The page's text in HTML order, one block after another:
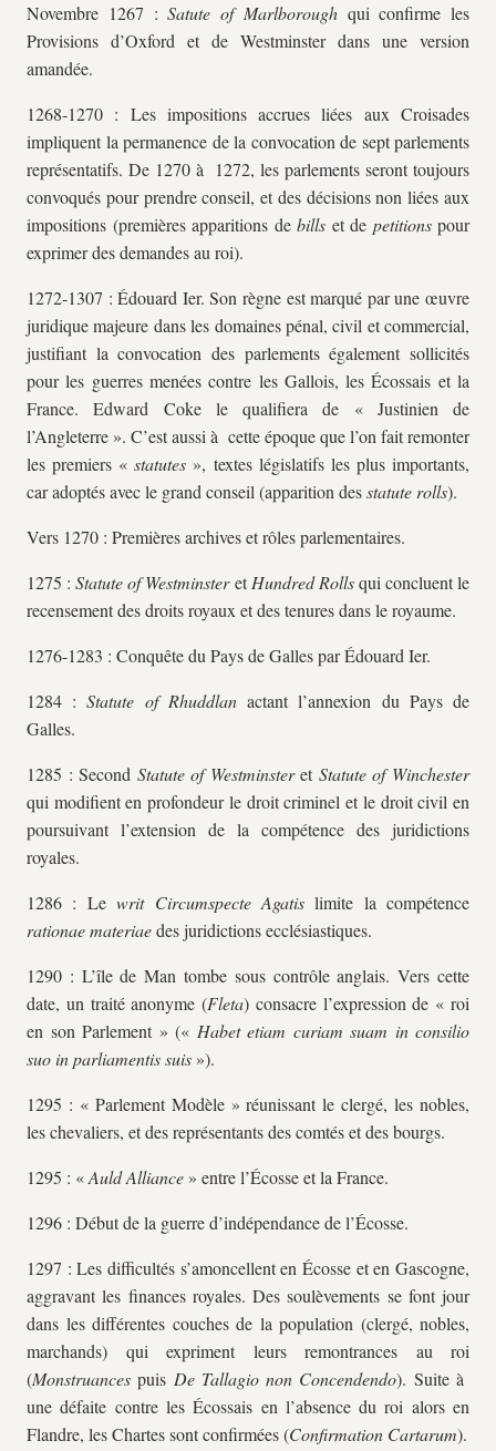
Novembre 1267 :Satute of Marlboroughqui confirme les
Provisions d’Oxford et de Westminster dans une version
amandée.
1268-1270 : Les impositions accrues liées aux Croisades
impliquent la permanence de la convocation de sept parlements
représentatifs. De 1270 à 1272, les parlements seront toujours
convoqués pour prendre conseil, et des décisions non liées aux
impositions (premières apparitions de bills et de petitions pour
exprimer des demandes au roi).
1272-1307 : Édouard Ier. Son règne est marqué par une œuvre
juridique majeure dans les domaines pénal, civil et commercial,
justifiant la convocation des parlements également sollicités
pour les guerres menées contre les Gallois, les Écossais et la
France. Edward Coke le qualifiera de « Justinien de
l’Angleterre ». C’est aussi à cette époque que l’on fait remonter
les premiers «statutes », textes législatifs les plus importants,
car adoptés avec le grand conseil (apparition desstatute rolls).
Vers 1270 : Premières archives et rôles parlementaires.
1275 :Statute of Westminsteret Hundred Rollsqui concluent le
recensement des droits royaux et des tenures dans le royaume.
1276-1283 : Conquête du Pays de Galles par Édouard Ier.
1284 :Statute of Rhuddlanactant l’annexion du Pays de
Galles.
1285 : Second Statute of Westminsteret Statute of Winchester
qui modifient en profondeur le droit criminel et le droit civil en
poursuivant l’extension de la compétence des juridictions
royales.
1286 : Lewrit Circumspecte Agatislimite la compétence
rationae materiaedes juridictions ecclésiastiques.
1290 : L’île de Man tombe sous contrôle anglais. Vers cette
date, un traité anonyme (Fleta) consacre l’expression de « roi
en son Parlement » (« Habet etiam curiam suam in consilio
suo in parliamentis suis »).
1295 : « Parlement Modèle » réunissant le clergé, les nobles,
les chevaliers, et des représentants des comtés et des bourgs.
1295 : «Auld Alliance » entre l’Écosse et la France.
1296 : Début de la guerre d’indépendance de l’Écosse.
1297 : Les difficultés s’amoncellent en Écosse et en Gascogne,
aggravant les finances royales. Des soulèvements se font jour
dans les différentes couches de la population (clergé, nobles,
marchands) qui expriment leurs remontrances au roi
(Monstruancespuis De Tallagio non Concendendo). Suite à
une défaite contre les Écossais en l’absence du roi alors en
Flandre, les Chartes sont confirmées (Confirmation Cartarum).